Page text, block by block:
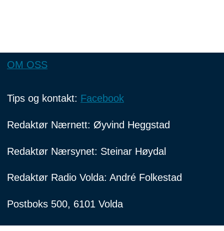
OM OSS
Tips og kontakt: Facebook
Redaktør Nærnett: Øyvind Heggstad
Redaktør Nærsynet: Steinar Høydal
Redaktør Radio Volda: André Folkestad
Postboks 500, 6101 Volda